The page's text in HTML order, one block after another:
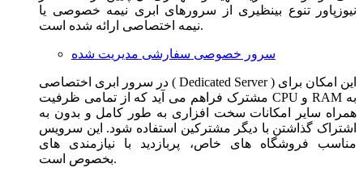
نیوزپاور تنوع بینظیری از سرورهای ابری نیمه خصوصی یا
نیمه اختصاصی ارائه شده است.
سرور خصوصی سفارشی مدیریت شده
در سرور ابری اختصاصی ( Dedicated Server ) این امکان برای
مشترک فراهم می آید که از تمامی ظرفیت CPU و RAM به
همراه سایر امکانات سخت افزاری به طور کامل و بدون به
اشتراک گذاشتن با دیگر مشترکین استفاده شود. این سرویس
مناسب فروشگاه های خاص، پربازدید با نیازمندی های
بخصوص است.